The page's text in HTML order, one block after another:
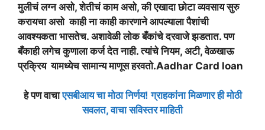
मुलीचं लग्न असो, शेतीचं काम असो, की एखादा छोटा व्यवसाय सुरु
करायचा असो काही ना काही कारणाने आपल्याला पैशांची
आवश्यकता भासतेच. अशावेळी लोक बँकांचे दरवाजे झडतात. पण
बँकाही लगेच कुणाला कर्ज देत नाही. त्यांचे नियम, अटी, वेळखाऊ
प्रक्रिय यामध्येच सामान्य माणूस हरवतो.Aadhar Card loan
हे पण वाचाएसबीआय चा मोठा निर्णय! ग्राहकांना मिळणार ही मोठी
सवलत, वाचा सविस्तर माहिती